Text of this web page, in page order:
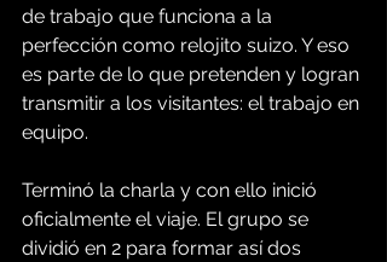
de trabajo que funciona a la
perfección como relojito suizo. Y eso
es parte de lo que pretenden y logran
transmitir a los visitantes: el trabajo en
equipo.
Terminó la charla y con ello inició
oficialmente el viaje. El grupo se
dividió en 2 para formar así dos